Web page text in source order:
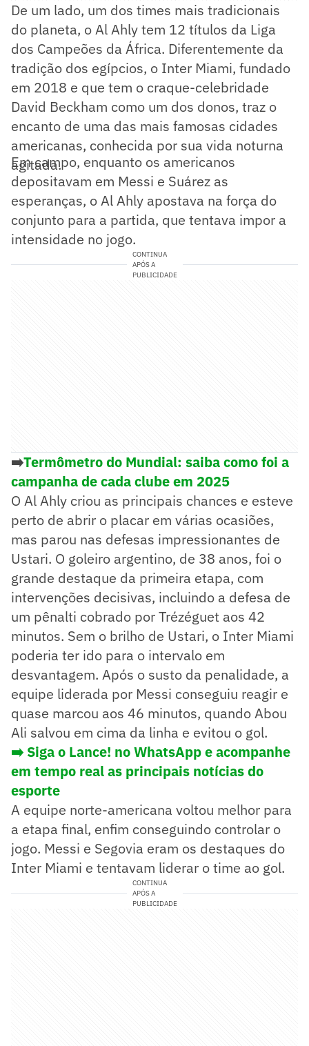
De um lado, um dos times mais tradicionais
do planeta, o Al Ahly tem 12 títulos da Liga
dos Campeões da África. Diferentemente da
tradição dos egípcios, o Inter Miami, fundado
em 2018 e que tem o craque-celebridade
David Beckham como um dos donos, traz o
encanto de uma das mais famosas cidades
americanas, conhecida por sua vida noturna
agitada.
Em campo, enquanto os americanos
depositavam em Messi e Suárez as
esperanças, o Al Ahly apostava na força do
conjunto para a partida, que tentava impor a
intensidade no jogo.
CONTINUA
APÓS A
PUBLICIDADE
➡️Termômetro do Mundial: saiba como foi a
campanha de cada clube em 2025
O Al Ahly criou as principais chances e esteve
perto de abrir o placar em várias ocasiões,
mas parou nas defesas impressionantes de
Ustari. O goleiro argentino, de 38 anos, foi o
grande destaque da primeira etapa, com
intervenções decisivas, incluindo a defesa de
um pênalti cobrado por Trézéguet aos 42
minutos. Sem o brilho de Ustari, o Inter Miami
poderia ter ido para o intervalo em
desvantagem. Após o susto da penalidade, a
equipe liderada por Messi conseguiu reagir e
quase marcou aos 46 minutos, quando Abou
Ali salvou em cima da linha e evitou o gol.
➡️ Siga o Lance! no WhatsApp e acompanhe
em tempo real as principais notícias do
esporte
A equipe norte-americana voltou melhor para
a etapa final, enfim conseguindo controlar o
jogo. Messi e Segovia eram os destaques do
Inter Miami e tentavam liderar o time ao gol.
CONTINUA
APÓS A
PUBLICIDADE